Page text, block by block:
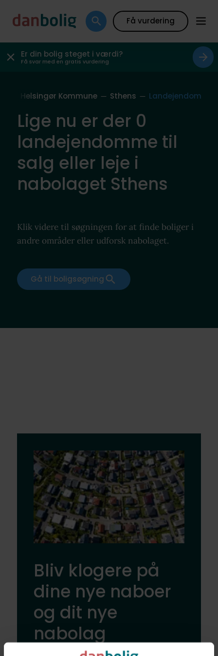
Få vurdering
Er din bolig steget i værdi?
Få svar med en gratis vurdering
Helsingør Kommune Sthens Landejendom
Lige nu er der 0
landejendomme til
salg eller leje i
nabolaget Sthens
Klik videre til søgningen for at finde boliger i
andre områder eller udforsk nabolaget.
Gå til boligsøgning
Bliv klogere på
dine nye naboer
og dit nye
nabolag